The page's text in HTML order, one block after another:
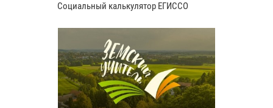
Социальный калькулятор ЕГИССО